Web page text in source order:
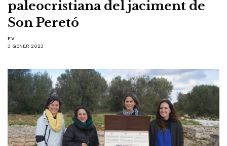
paleocristiana del jaciment de
Son Peretó
F.V.
3 GENER 2023